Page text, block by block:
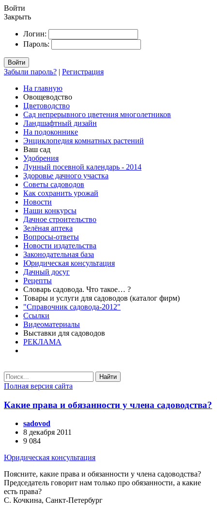
Войти
Закрыть
Логин:
Пароль:
Войти
Забыли пароль? | Регистрация
На главную
Овощеводство
Цветоводство
Сад непрерывного цветения многолетников
Ландшафтный дизайн
На подоконнике
Энциклопедия комнатных растений
Ваш сад
Удобрения
Лунный посевной календарь - 2014
Здоровье дачного участка
Советы садоводов
Как сохранить урожай
Новости
Наши конкурсы
Дачное строительство
Зелёная аптека
Вопросы-ответы
Новости издательства
Законодательная база
Юридическая консультация
Дачный досуг
Рецепты
Словарь садовода. Что такое… ?
Товары и услуги для садоводов (каталог фирм)
"Справочник садовода-2012"
Ссылки
Видеоматериалы
Выставки для садоводов
РЕКЛАМА
Найти
Полная версия сайта
Какие права и обязанности у члена садоводства?
sadovod
8 декабря 2011
9 084
Юридическая консультация
Поясните, какие права и обязанности у члена садоводства?
Председатель говорит нам только про обязанности, а какие
есть права?
С. Кочкина, Санкт-Петербург